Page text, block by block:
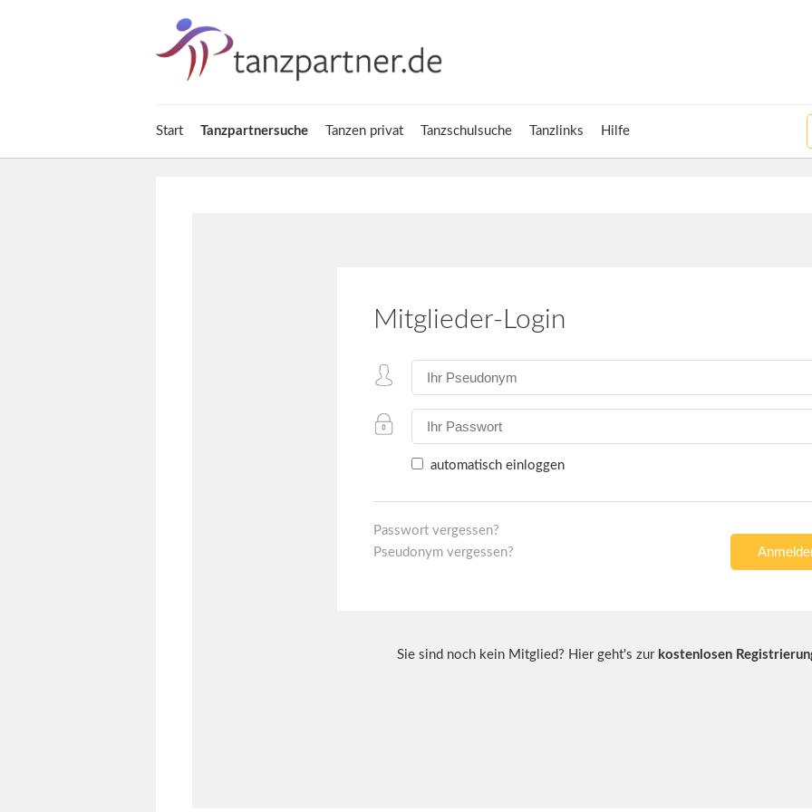
Start Tanzpartnersuche Tanzen privat Tanzschulsuche Tanzlinks Hilfe
Mitglieder-Login
automatisch einloggen
Passwort vergessen?
Pseudonym vergessen?
Sie sind noch kein Mitglied? Hier geht's zur kostenlosen